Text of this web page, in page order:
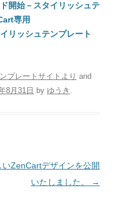
開始－スタイリッシュテ
専用
リッシュテンプレート
プレートサイトより and
8月31日 by ゆうき .
いZenCartデザインを公開
いたしました。
→